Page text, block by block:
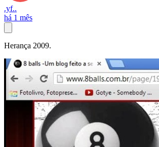
.yf..
há 1 mês
Herança 2009.